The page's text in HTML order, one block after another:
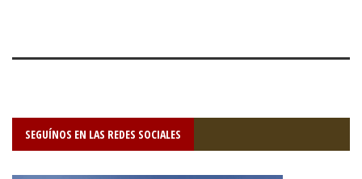
SEGUÍNOS EN LAS REDES SOCIALES